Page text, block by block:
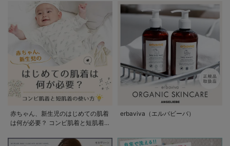
赤ちゃん、新生児のはじめての肌着
は何が必要？ コンビ肌着と短肌着
erbaviva（エルバビーバ）